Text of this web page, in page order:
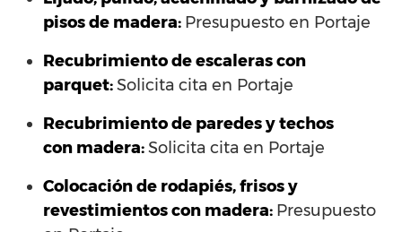
pisos de madera: Presupuesto en Portaje
Recubrimiento de escaleras con
parquet:Solicita cita en Portaje
Recubrimiento de paredes y techos
con madera:Solicita cita en Portaje
Colocación de rodapiés, frisos y
revestimientos con madera: Presupuesto